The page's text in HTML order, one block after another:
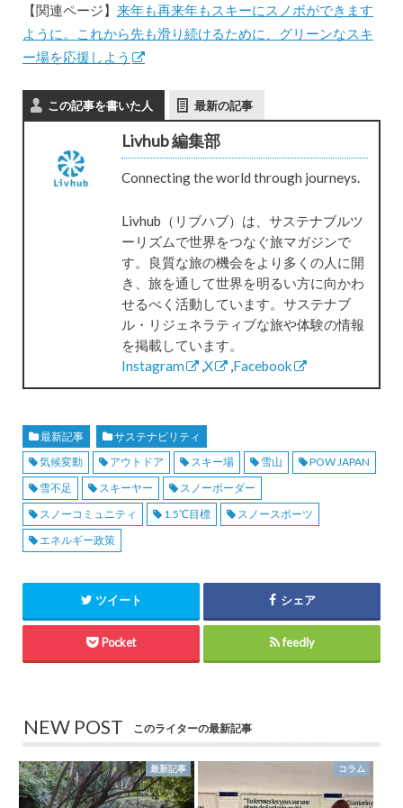
【関連ページ】 来年も再来年もスキーにスノボができます
ように。これから先も滑り続けるために、グリーンなスキ
ー場を応援しよう
この記事を書いた人 最新の記事
Livhub 編集部
Connecting the world through journeys.
Livhub（リブハブ）は、サステナブルツ
ーリズムで世界をつなぐ旅マガジンで
す。良質な旅の機会をより多くの人に開
き、旅を通して世界を明るい方に向かわ
せるべく活動しています。サステナブ
ル・リジェネラティブな旅や体験の情報
を掲載しています。
Instagram
,X ,Facebook
最新記事
サステナビリティ
気候変動
アウトドア スキー場 雪山
POW JAPAN
雪不足
スキーヤー
スノーボーダー
スノーコミュニティ
1.5℃目標
スノースポーツ
エネルギー政策
ツイート シェア
Pocket feedly
NEW POST このライターの最新記事
最新記事 コラム